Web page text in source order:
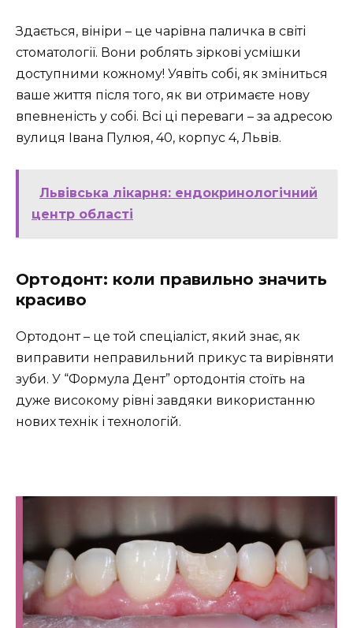
Здається, вініри – це чарівна паличка в світі
стоматології. Вони роблять зіркові усмішки
доступними кожному! Уявіть собі, як зміниться
ваше життя після того, як ви отримаєте нову
впевненість у собі. Всі ці переваги – за адресою
вулиця Івана Пулюя, 40, корпус 4, Львів.
Львівська лікарня: ендокринологічний
центр області
Ортодонт: коли правильно значить
красиво
Ортодонт – це той спеціаліст, який знає, як
виправити неправильний прикус та вирівняти
зуби. У “Формула Дент” ортодонтія стоїть на
дуже високому рівні завдяки використанню
нових технік і технологій.